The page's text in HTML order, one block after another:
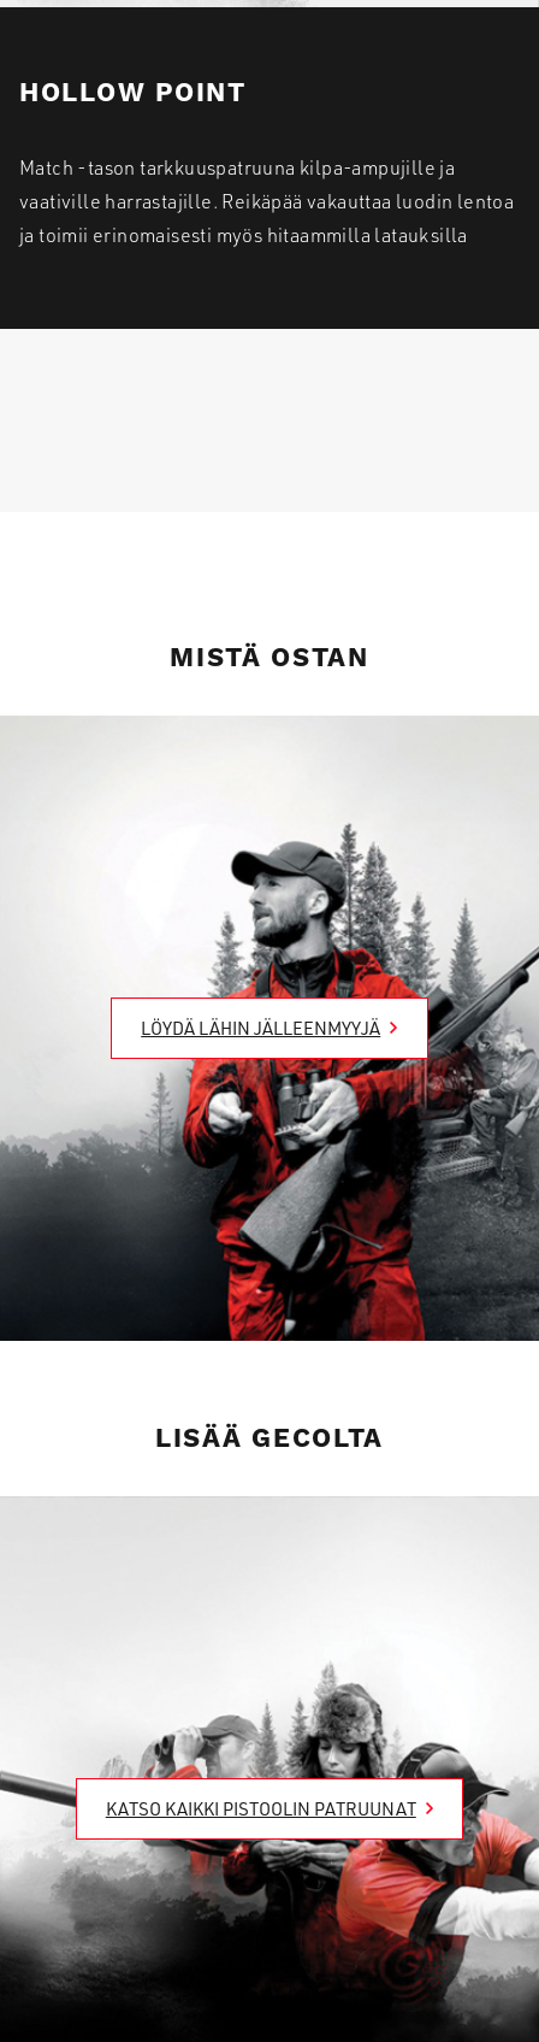
HOLLOW POINT
Match -tason tarkkuuspatruuna kilpa-ampujille ja
vaativille harrastajille. Reikäpää vakauttaa luodin lentoa
ja toimii erinomaisesti myös hitaammilla latauksilla
MISTÄ OSTAN
LÖYDÄ LÄHIN JÄLLEENMYYJÄ
LISÄÄ GECOLTA
KATSO KAIKKI PISTOOLIN PATRUUNAT